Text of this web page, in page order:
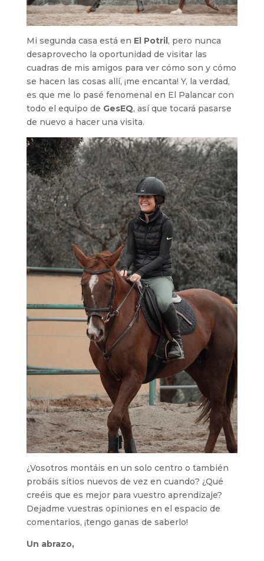
Mi segunda casa está en El Potril, pero nunca
desaprovecho la oportunidad de visitar las
cuadras de mis amigos para ver cómo son y cómo
se hacen las cosas allí, ¡me encanta! Y, la verdad,
es que me lo pasé fenomenal en El Palancar con
todo el equipo de GesEQ, así que tocará pasarse
de nuevo a hacer una visita.
¿Vosotros montáis en un solo centro o también
probáis sitios nuevos de vez en cuando? ¿Qué
creéis que es mejor para vuestro aprendizaje?
Dejadme vuestras opiniones en el espacio de
comentarios, ¡tengo ganas de saberlo!
Un abrazo,